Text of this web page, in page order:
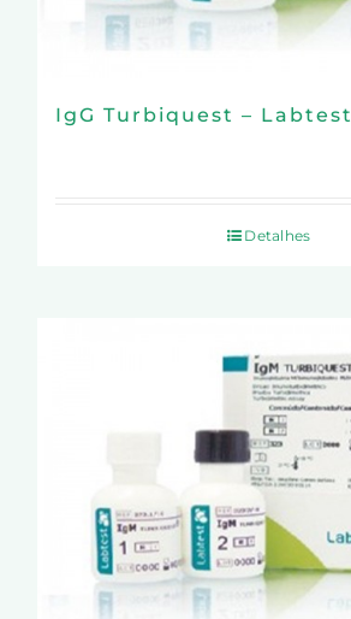
IgG Turbiquest – Labtest
Detalhes